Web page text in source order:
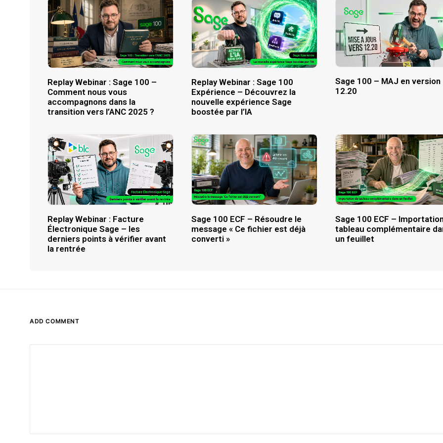
Replay Webinar : Sage 100 –
Comment nous vous
accompagnons dans la
transition vers l’ANC 2025 ?
Replay Webinar : Sage 100
Expérience – Découvrez la
nouvelle expérience Sage
boostée par l’IA
Sage 100 – MAJ en version
12.20
Replay Webinar : Facture
Électronique Sage – les
derniers points à vérifier avant
la rentrée
Sage 100 ECF – Résoudre le
message « Ce fichier est déjà
converti »
Sage 100 ECF –
tableau complémentaire
un feuillet
ADD COMMENT